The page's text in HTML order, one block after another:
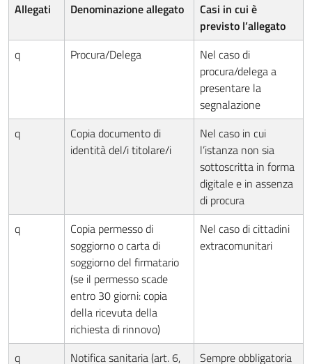
Allegati Denominazione allegato
Casi in cui è
previsto l’allegato
q
Procura/Delega
Nel caso di
procura/delega a
presentare la
segnalazione
q
Copia documento di
identità del/i titolare/i
Nel caso in cui
l’istanza non sia
sottoscritta in forma
digitale e in assenza
di procura
q
Copia permesso di
soggiorno o carta di
soggiorno del firmatario
(se il permesso scade
entro 30 giorni: copia
della ricevuta della
richiesta di rinnovo)
Nel caso di cittadini
extracomunitari
q Notifica sanitaria (art. 6, Sempre obbligatoria